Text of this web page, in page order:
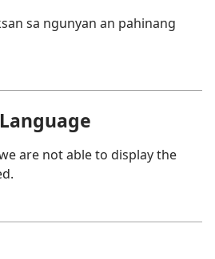
sa ngunyan an pahinang
are not able to display the